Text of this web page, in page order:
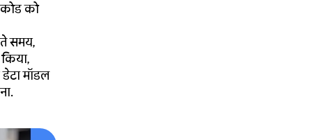
को
समय,
मॉडल